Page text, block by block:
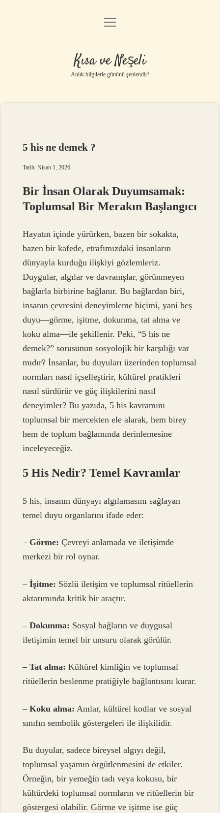
Anasayfa
Yasal Uyarı
menüyü
Kısa ve Neşeli
Anlık bilgilerle gününü şenlendir!
5 his ne demek ?
Tarih: Nisan 1, 2026
Bir İnsan Olarak Duyumsamak:
Toplumsal Bir Merakın Başlangıcı
Hayatın içinde yürürken, bazen bir sokakta,
bazen bir kafede, etrafımızdaki insanların
dünyayla kurduğu ilişkiyi gözlemleriz.
Duygular, algılar ve davranışlar, görünmeyen
bağlarla birbirine bağlanır. Bu bağlardan biri,
insanın çevresini deneyimleme biçimi, yani beş
duyu—görme, işitme, dokunma, tat alma ve
koku alma—ile şekillenir. Peki, “5 his ne
demek?” sorusunun sosyolojik bir karşılığı var
mıdır? İnsanlar, bu duyuları üzerinden toplumsal
normları nasıl içselleştirir, kültürel pratikleri
nasıl sürdürür ve güç ilişkilerini nasıl
deneyimler? Bu yazıda, 5 his kavramını
toplumsal bir mercekten ele alarak, hem birey
hem de toplum bağlamında derinlemesine
inceleyeceğiz.
5 His Nedir? Temel Kavramlar
5 his, insanın dünyayı algılamasını sağlayan
temel duyu organlarını ifade eder:
– Görme: Çevreyi anlamada ve iletişimde
merkezi bir rol oynar.
–İşitme: Sözlü iletişim ve toplumsal ritüellerin
aktarımında kritik bir araçtır.
–Dokunma: Sosyal bağların ve duygusal
iletişimin temel bir unsuru olarak görülür.
–Tat alma: Kültürel kimliğin ve toplumsal
ritüellerin beslenme pratiğiyle bağlantısını kurar.
–Koku alma: Anılar, kültürel kodlar ve sosyal
sınıfın sembolik göstergeleri ile ilişkilidir.
Bu duyular, sadece bireysel algıyı değil,
toplumsal yaşamın örgütlenmesini de etkiler.
Örneğin, bir yemeğin tadı veya kokusu, bir
kültürdeki toplumsal normların ve ritüellerin bir
göstergesi olabilir. Görme ve işitme ise güç